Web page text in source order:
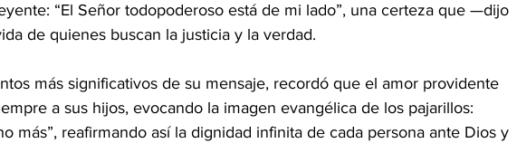
“El Señor todopoderoso está de mi lado”, una certeza que —dijo
de quienes buscan la justicia y la verdad.
más significativos de su mensaje, recordó que el amor providente
a sus hijos, evocando la imagen evangélica de los pajarillos:
más”, reafirmando así la dignidad infinita de cada persona ante Dios y